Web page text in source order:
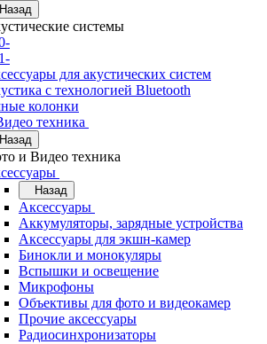
Назад
системы
для акустических систем
с технологией Bluetooth
колонки
техника
Назад
и Видео техника
Назад
Аксессуары
Аккумуляторы, зарядные устройства
Аксессуары для экшн-камер
Бинокли и монокуляры
Вспышки и освещение
Микрофоны
Объективы для фото и видеокамер
Прочие аксессуары
Радиосинхронизаторы